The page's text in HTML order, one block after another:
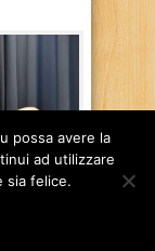
possa avere la
ad utilizzare
sia felice.